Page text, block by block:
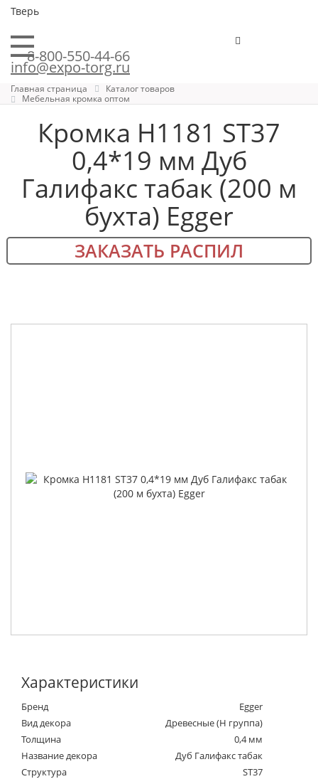
Тверь
8-800-550-44-66
info@expo-torg.ru
Главная страница
Каталог товаров
Мебельная кромка оптом
Кромка H1181 ST37
0,4*19 мм Дуб
Галифакс табак (200 м
бухта) Egger
ЗАКАЗАТЬ РАСПИЛ
Характеристики
Бренд
Egger
Вид декора
Древесные (Н группа)
Толщина
0,4 мм
Название декора
Дуб Галифакс табак
Структура
ST37